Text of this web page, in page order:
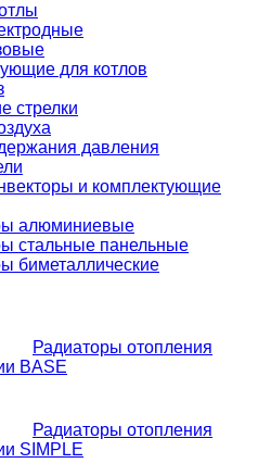
для котлов
стрелки
давления
и комплектующие
алюминиевые
стальные панельные
биметаллические
Радиаторы отопления
BASE
Радиаторы отопления
SIMPLE